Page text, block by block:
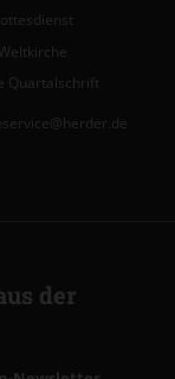
Quartalschrift
der